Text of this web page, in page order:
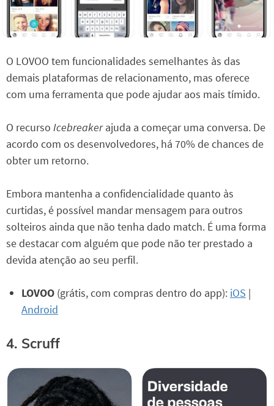
O LOVOO tem funcionalidades semelhantes às das
demais plataformas de relacionamento, mas oferece
com uma ferramenta que pode ajudar aos mais tímido.
O recurso Icebreakerajuda a começar uma conversa. De
acordo com os desenvolvedores, há 70% de chances de
obter um retorno.
Embora mantenha a confidencialidade quanto às
curtidas, é possível mandar mensagem para outros
solteiros ainda que não tenha dado match. É uma forma
se destacar com alguém que pode não ter prestado a
devida atenção ao seu perfil.
LOVOO (grátis, com compras dentro do app): iOS |
Android
4. Scruff